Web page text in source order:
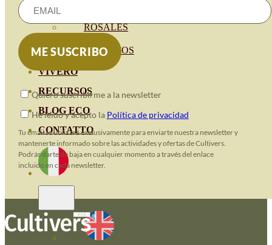
ROSALES
GERANIOS
VIVERO
RECURSOS
BLOG ECO
CONTATTO
Quiero suscribirme a la newsletter
He leido y acepto la Política de privacidad
Tu email se utilizará exclusivamente para enviarte nuestra newsletter y
mantenerte informado sobre las actividades y ofertas de Cultivers.
Podrás darte de baja en cualquier momento a través del enlace
incluido en cada newsletter.